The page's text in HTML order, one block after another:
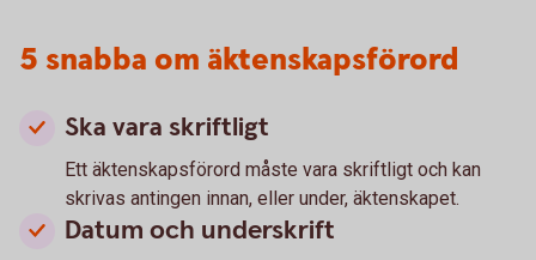
5 snabba om äktenskapsförord
Ska vara skriftligt
Ett äktenskapsförord måste vara skriftligt och kan
skrivas antingen innan, eller under, äktenskapet.
Datum och underskrift